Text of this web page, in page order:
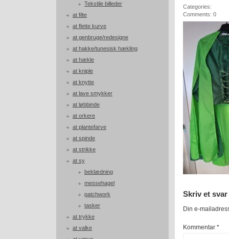
Tekstile billeder
at filte
at flette kurve
at genbruge/redesigne
at hakke/tunesisk hækling
at hækle
at kniple
at knytte
at lave smykker
at løbbinde
at orkere
at plantefarve
at spinde
at strikke
at sy
beklædning
messehagel
patchwork
tasker
at trykke
at valke
Categories:
Comments: 0
Skriv et svar
Din e-
Kommentar *